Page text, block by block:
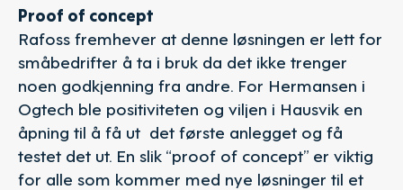
Proof of concept
Rafoss fremhever at denne løsningen er lett for
småbedrifter å ta i bruk da det ikke trenger
noen godkjenning fra andre. For Hermansen i
Ogtech ble positiviteten og viljen i Hausvik en
åpning til å få ut det første anlegget og få
testet det ut. En slik “proof of concept” er viktig
for alle som kommer med nye løsninger til et